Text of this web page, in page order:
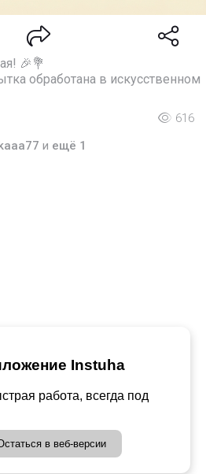
Instuha
работа, всегда под
в веб-версии
🎉💐
обработана в искусственном
616
и ещё 1